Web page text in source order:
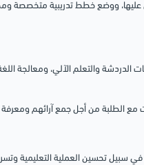
عليها، ووضع خطط تدريبية متخصصة
الدردشة والتعلم الآلي، ومعالجة
مع الطلبة من أجل جمع آرائهم
سبيل تحسين العملية التعليمية